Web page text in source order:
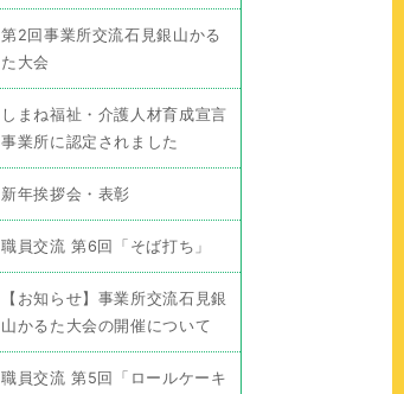
第2回事業所交流石見銀山かる
た大会
しまね福祉・介護人材育成宣言
事業所に認定されました
新年挨拶会・表彰
職員交流 第6回「そば打ち」
【お知らせ】事業所交流石見銀
山かるた大会の開催について
職員交流 第5回「ロールケーキ